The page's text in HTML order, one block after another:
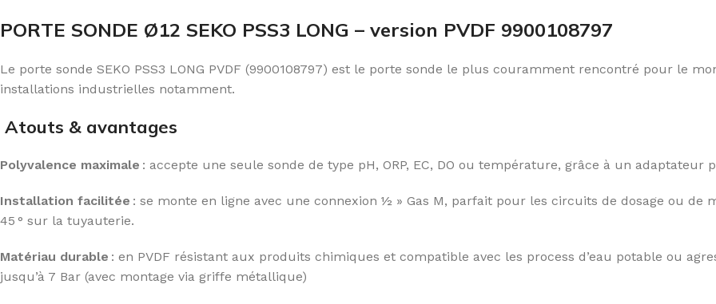
PORTE SONDE Ø12 SEKO PSS3 LONG – version PVDF 9900108797
Le porte sonde SEKO PSS3 LONG PVDF (9900108797) est le porte sonde le plus couramment rencontré pour le
installations industrielles notamment.
Atouts & avantages
Polyvalence maximale : accepte une seule sonde de type pH, ORP, EC, DO ou température, grâce à un adaptateur
Installation facilitée : se monte en ligne avec une connexion ½ » Gas M, parfait pour les circuits de dosage ou de
45 ° sur la tuyauterie.
Matériau durable : en PVDF résistant aux produits chimiques et compatible avec les process d’eau potable ou
jusqu’à 7 Bar (avec montage via griffe métallique)